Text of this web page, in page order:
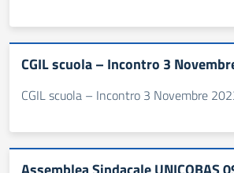
CGIL scuola – Incontro 3
CGIL scuola – Incontro 3 Novembre